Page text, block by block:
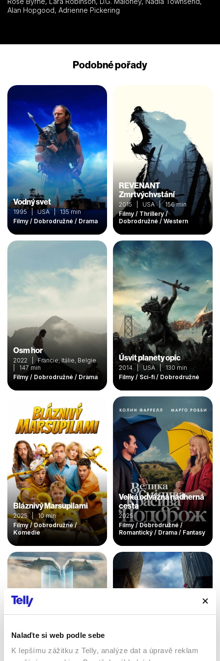
Nalaďte si web podle sebe
K lepšímu zážitku z Telly, analýze dat a úpravě reklam
Alan Hopgood, Adrienne Pickering
Podobné pořady
Vodný svet
1995 | USA | 135 min
Filmy / Dobrodružné / Drama
REVENANT
Zmrtvýchvstání
2015 | USA | 156 min
Filmy / Thrillery /
Dobrodružné / Western
Osm hor
2022 | Francie, Itálie, Belgie
| 147 min
Filmy / Dobrodružné / Drama
Úsvit planety opic
2014 | USA | 130 min
Filmy / Sci-fi / Dobrodružné
Bláznivý Marsupilami
2025 | 10 min
Filmy / Dobrodružné /
Komedie
Velká odvážná nádherná
cesta
2025
Filmy / Dobrodružné /
Romantický / Drama / Fantasy